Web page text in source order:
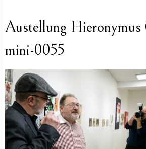
Austellung
mini-0055